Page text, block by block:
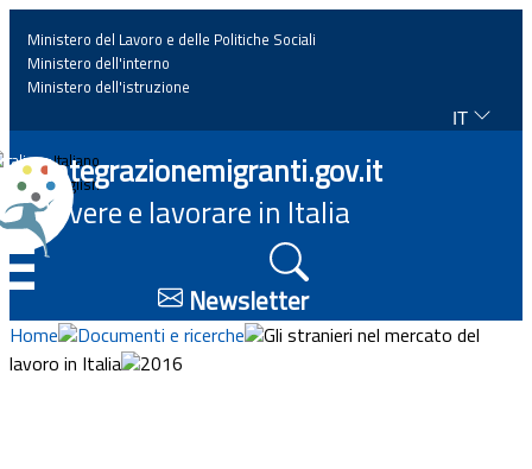
Home
News
Approfondimenti
Eventi
Ministero del Lavoro e delle Politiche Sociali
Ministero dell'interno
Ministero dell'istruzione
IT
Italiano
English
Integrazionemigranti.gov.it
Vivere e lavorare in Italia
Newsletter
Home Documenti e ricerche
Gli stranieri nel mercato del
lavoro in Italia
2016